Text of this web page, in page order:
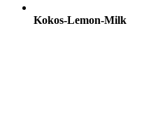
Kokos-Lemon-Milk